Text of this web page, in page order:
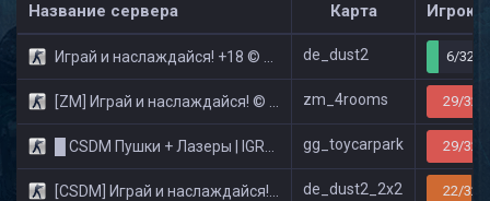
Название сервера Карта
Играй и наслаждайся! +18 © Public de_dust2 6/32
[ZM] Играй и наслаждайся! © Zombie Show zm_4rooms 29/32
█ CSDM Пушки + Лазеры | IGRAI18.RU ツ █ gg_toycarpark 29/32
[CSDM] Играй и наслаждайся! © Classic de_dust2_2x2 22/32